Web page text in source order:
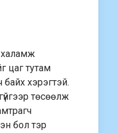
халамж
цаг тутам
хэрэгтэй.
төсөөлж
бол тэр